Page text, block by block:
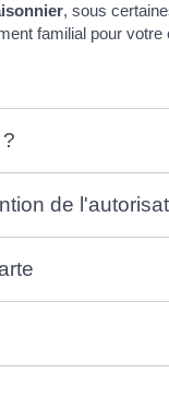
, sous
familial pour
de